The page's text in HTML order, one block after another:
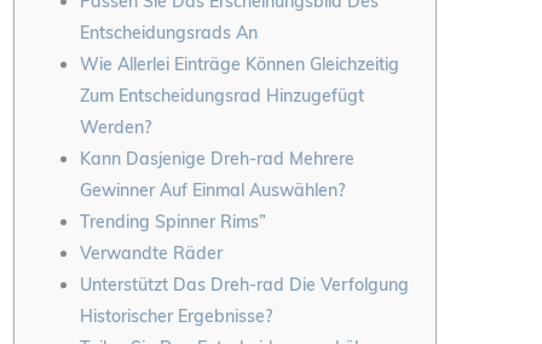
Entscheidungsrads An
Wie Allerlei Einträge Können Gleichzeitig
Zum Entscheidungsrad Hinzugefügt
Werden?
Kann Dasjenige Dreh-rad Mehrere
Gewinner Auf Einmal Auswählen?
Trending Spinner Rims”
Verwandte Räder
Unterstützt Das Dreh-rad Die Verfolgung
Historischer Ergebnisse?